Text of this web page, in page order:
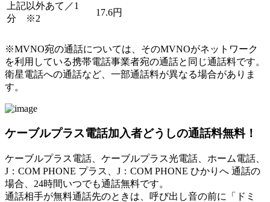
上記以外あて／1
分 ※2
17.6円
※MVNO宛の通話については、そのMVNOがネットワーク
を利用している携帯電話事業者宛の通話と同じ通話料です。
衛星電話への通話など、一部通話料が異なる場合がありま
す。
ケーブルプラス電話加入者どうしの通話料無料！
ケーブルプラス電話、ケーブルプラス光電話、ホーム電話、
J：COM PHONE プラス、J：COM PHONE ひかりへ 通話の
場合、24時間いつでも通話無料です。
通話相手が無料通話先のときは、呼び出し音の前に「ドミ